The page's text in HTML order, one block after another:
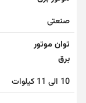
صنعتی
توان موتور
برق
10 الی 11 کیلوات